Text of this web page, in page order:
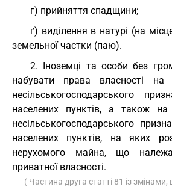
г) прийняття спадщини;
ґ) виділення в натурі (на
земельної частки (паю).
2. Іноземці та особи без
набувати права власності на
несільськогосподарського
населених пунктів, а також на
несільськогосподарського
населених пунктів, на яких
нерухомого майна, що
приватної власності.
( Частина друга статті 81 із змінами,